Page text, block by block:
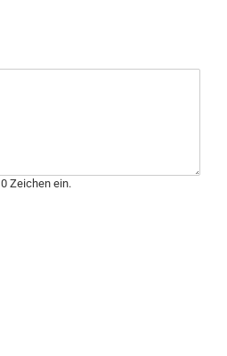
Zeichen ein.